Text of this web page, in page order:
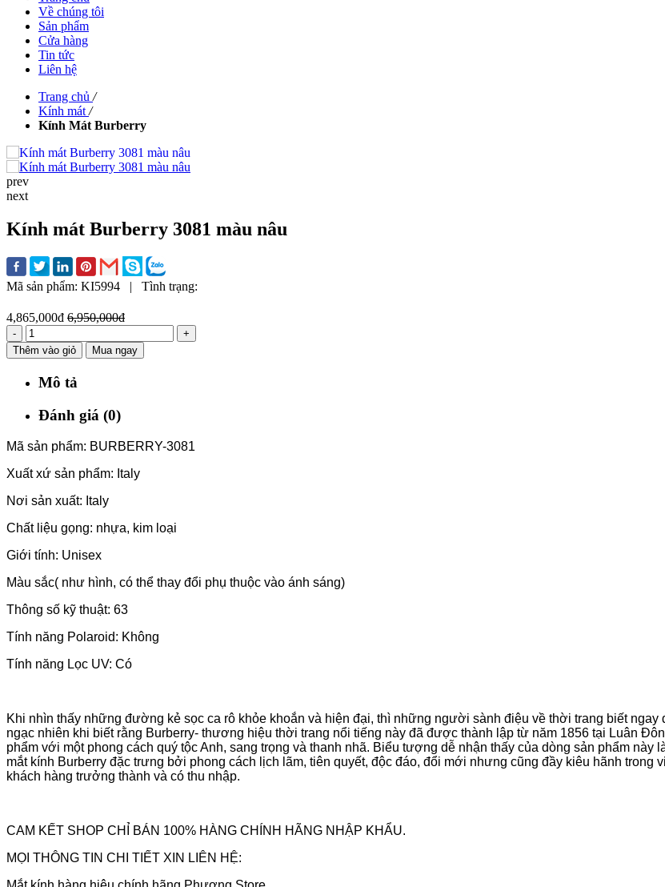
Về chúng tôi
Sản phẩm
Cửa hàng
Tin tức
Liên hệ
Trang chủ /
Kính mát /
Kính Mát Burberry
prev
next
Kính mát Burberry 3081 màu nâu
Mã sản phẩm: KI5994 | Tình trạng:
4,865,000đ 6,950,000đ
-
+
Thêm vào giỏ
Mua ngay
Mô tả
Đánh giá (0)
Mã sản phẩm: BURBERRY-3081
Xuất xứ sản phẩm: Italy
Nơi sản xuất: Italy
Chất liệu gọng: nhựa, kim loại
Giới tính: Unisex
Màu sắc( như hình, có thể thay đổi phụ thuộc vào ánh sáng)
Thông số kỹ thuật: 63
Tính năng Polaroid: Không
Tính năng Lọc UV: Có
Khi nhìn thấy những đường kẻ sọc ca rô khỏe khoắn và hiện đại, thì những người sành điệu về thời trang biết
ngạc nhiên khi biết rằng Burberry- thương hiệu thời trang nổi tiếng này đã được thành lập từ năm 1856 tại Luân
phẩm với một phong cách quý tộc Anh, sang trọng và thanh nhã. Biểu tượng dễ nhận thấy của dòng sản phẩm
mắt kính Burberry đặc trưng bởi phong cách lịch lãm, tiên quyết, độc đáo, đổi mới nhưng cũng đầy kiêu hãnh
khách hàng trưởng thành và có thu nhập.
CAM KẾT SHOP CHỈ BÁN 100% HÀNG CHÍNH HÃNG NHẬP KHẨU.
MỌI THÔNG TIN CHI TIẾT XIN LIÊN HỆ: